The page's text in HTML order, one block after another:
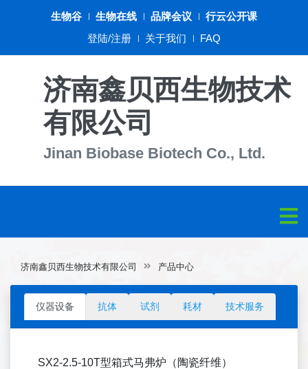
生物谷 生物在线 品牌会议
行云公开课
登陆/注册
关于我们 FAQ
济南鑫贝西生物技术
有限公司
Jinan Biobase Biotech Co., Ltd.
济南鑫贝西生物技术有限公司 产品中心
仪器设备 抗体 试剂 耗材 技术服务
SX2-2.5-10T型箱式马弗炉（陶瓷纤维）